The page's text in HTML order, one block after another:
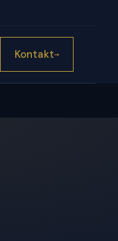
Kontakt→